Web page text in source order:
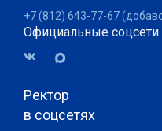
+7 (812) 643-77-67
Официальные соцсети
Ректор
в соцсетях